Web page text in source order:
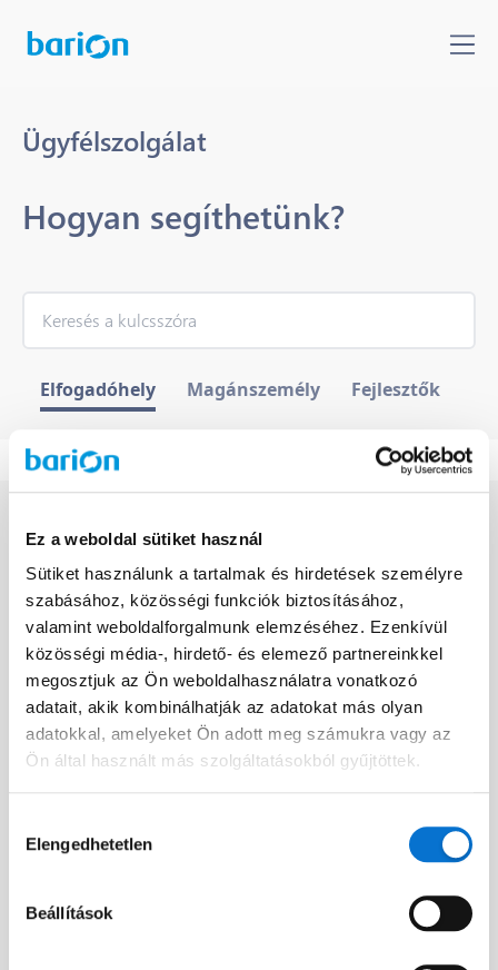
Ez a weboldal sütiket használ
Sütiket használunk a tartalmak és hirdetések személyre
szabásához, közösségi funkciók biztosításához,
valamint weboldalforgalmunk elemzéséhez. Ezenkívül
közösségi média-, hirdető- és elemező partnereinkkel
megosztjuk az Ön weboldalhasználatra vonatkozó
adatait, akik kombinálhatják az adatokat más olyan
adatokkal, amelyeket Ön adott meg számukra vagy az
Ön által használt más szolgáltatásokból gyűjtöttek.
kiválasztása
Elengedhetetlen
Beállítások
Ügyfélszolgálat
Hogyan segíthetünk?
Elfogadóhely Magánszemély Fejlesztők
Facebook
Discord dev community
@BarionPayment
Vállalkozásoknak
Barion Metrics
Magánszemélyeknek
Barion Wallet